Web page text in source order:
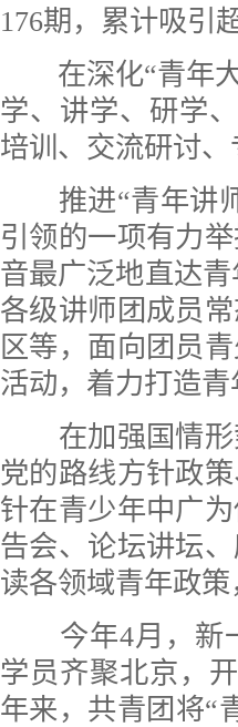
176期，累计吸引
在深化“青年大
学、讲学、研学
培训、交流研讨
推进“青年讲师
引领的一项有力
音最广泛地直达
各级讲师团成员
区等，面向团员
活动，着力打造
在加强国情形
党的路线方针政
针在青少年中广
告会、论坛讲坛
读各领域青年政
今年4月，新一
学员齐聚北京，
年来，共青团将“